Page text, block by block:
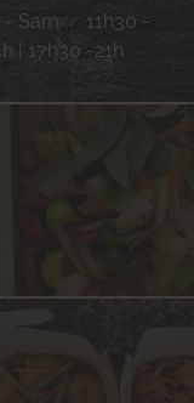
- Sam :
11h30 -
| 17h30 -21h